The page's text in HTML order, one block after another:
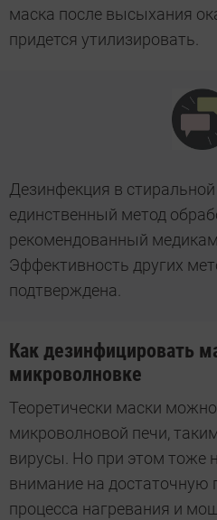
маска после высыхания
придется утилизировать.
Дезинфекция в
единственный метод
рекомендованный
Эффективность других
подтверждена.
Как дезинфицировать
микроволновке
Теоретически маски
микроволновой печи,
вирусы. Но при этом тоже
внимание на достаточную
процесса нагревания и